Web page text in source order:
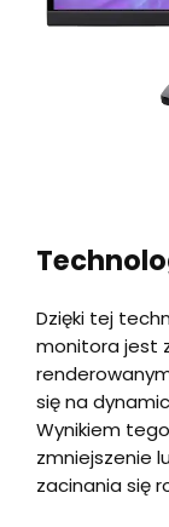
Dzięki tej
monitora jest
się na
Wynikiem
zmniejszenie
zacinania się